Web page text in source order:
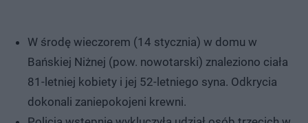
W środę wieczorem (14 stycznia) w domu w
Bańskiej Niżnej (pow. nowotarski) znaleziono ciała
81-letniej kobiety i jej 52-letniego syna. Odkrycia
dokonali zaniepokojeni krewni.